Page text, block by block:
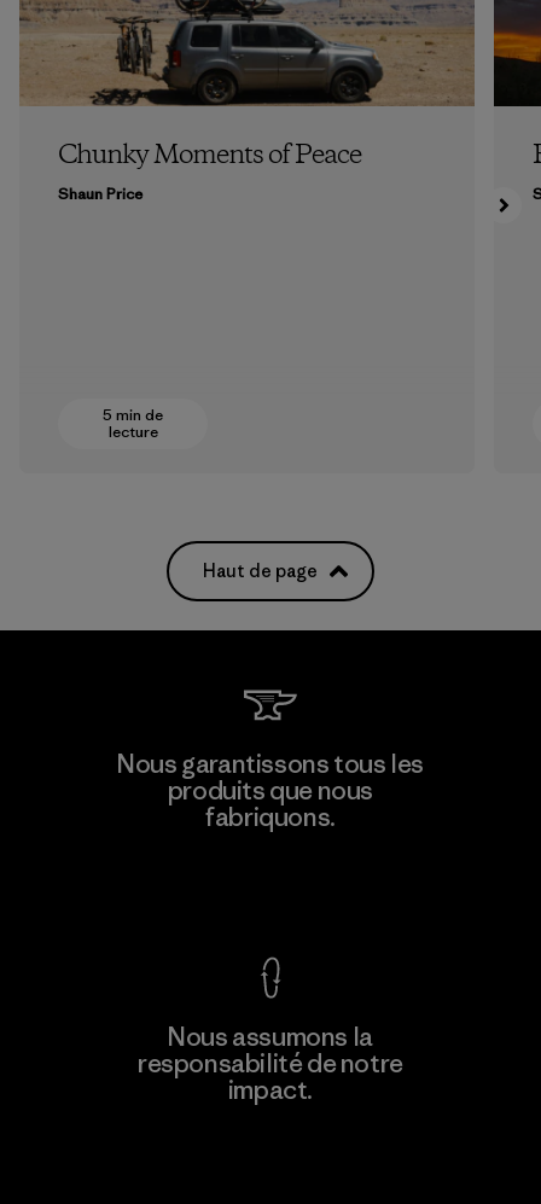
Chunky Moments of Peace
Shaun Price
5 min de
lecture
Haut de page
Nous garantissons tous les
produits que nous
fabriquons.
Nous assumons la
responsabilité de notre
impact.